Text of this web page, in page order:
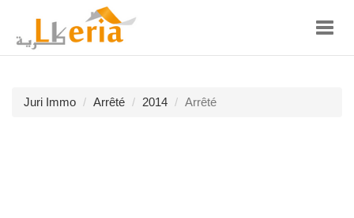
Juri Immo Arrêté 2014 Arrêté